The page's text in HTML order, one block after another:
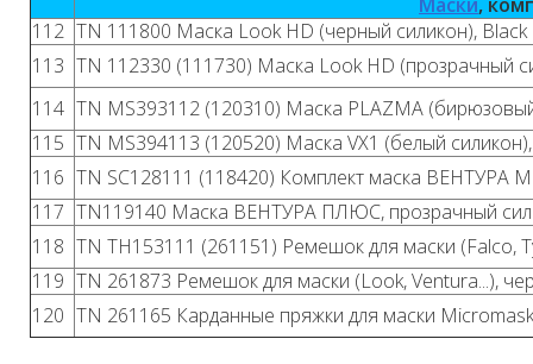
Маски,
112 TN 111800 Маска Look HD (черный силикон), Black
113 TN 112330 (111730) Маска Look HD (прозрачный
114 TN MS393112 (120310) Маска PLAZMA
115 TN MS394113 (120520) Маска VX1 (белый
116 TN SC128111 (118420) Комплект маска ВЕНТУРА
117 TN119140 Маска ВЕНТУРА ПЛЮС, прозрачный
118 TN TH153111 (261151) Ремешок для маски (Falco,
119 TN 261873 Ремешок для маски (Look, Ventura...),
120 TN 261165 Карданные пряжки для маски